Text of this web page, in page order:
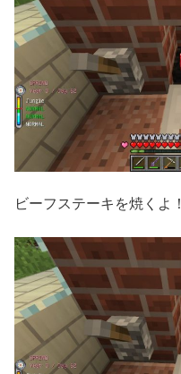
ビーフステーキを焼くよ！